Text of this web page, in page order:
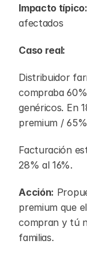
Impacto típico:
afectados
Caso real:
Distribuidor
compraba
genéricos. En
premium /
Facturación
28% al 16%.
Acción:
premium que
compran y tú
familias.